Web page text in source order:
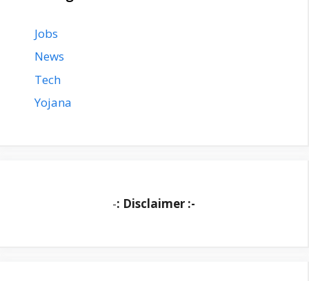
Jobs
News
Tech
Yojana
-: Disclaimer :-